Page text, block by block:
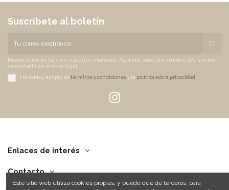
Suscríbete al boletín
Puede darse de baja en cualquier momento. Para ello, consulte nuestra información
de contacto en el aviso legal.
He leído y acepto lostérminos y condicionesy la política sobre privacidad
Enlaces de interés
Contacto
Este sitio web utiliza cookies propias, y puede que de terceros, para